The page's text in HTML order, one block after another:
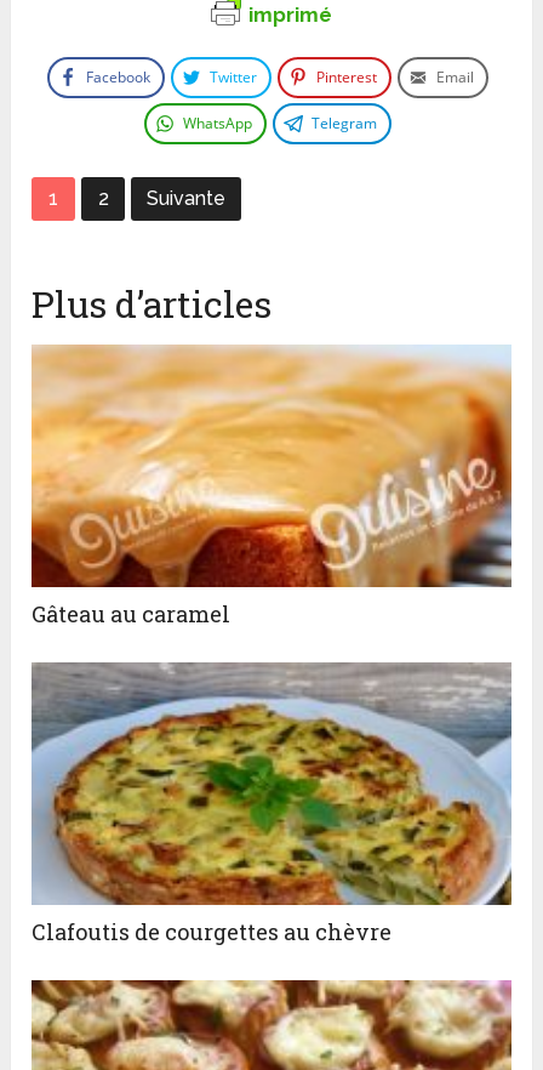
imprimé
Facebook Twitter Pinterest Email
WhatsApp Telegram
1 2 Suivante
Plus d’articles
Gâteau au caramel
Clafoutis de courgettes au chèvre